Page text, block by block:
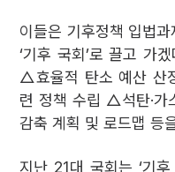
이들은 기후정책 입법
‘기후 국회’로 끌고 가
△효율적 탄소 예산 산
련 정책 수립 △석탄·가
감축 계획 및 로드맵 등
지난 21대 국회는 ‘기